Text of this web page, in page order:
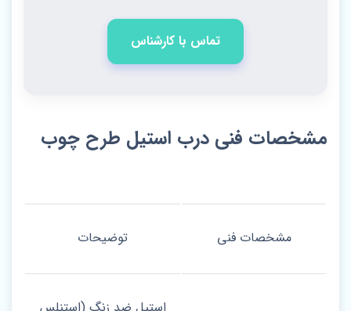
تماس با کارشناس
مشخصات فنی درب استیل طرح چوب
مشخصات فنی توضیحات